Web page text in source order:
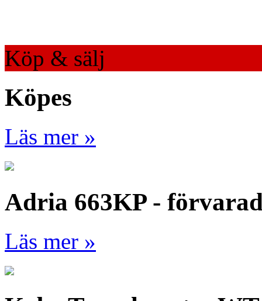
Köp & sälj
Köpes
Läs mer »
Adria 663KP -
Läs mer »